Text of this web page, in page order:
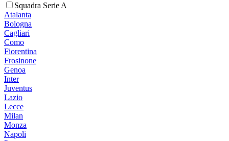
Squadra Serie A
Atalanta
Bologna
Cagliari
Como
Fiorentina
Frosinone
Genoa
Inter
Juventus
Lazio
Lecce
Milan
Monza
Napoli